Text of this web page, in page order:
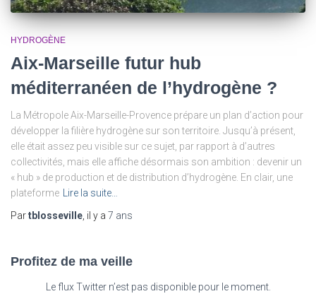
HYDROGÈNE
Aix-Marseille futur hub
méditerranéen de l’hydrogène ?
La Métropole Aix-Marseille-Provence prépare un plan d’action pour
développer la filière hydrogène sur son territoire. Jusqu’à présent,
elle était assez peu visible sur ce sujet, par rapport à d’autres
collectivités, mais elle affiche désormais son ambition : devenir un
« hub » de production et de distribution d’hydrogène. En clair, une
plateforme
Lire la suite…
Partblosseville , il y a 7 ans
Profitez de ma veille
Le flux Twitter n’est pas disponible pour le moment.